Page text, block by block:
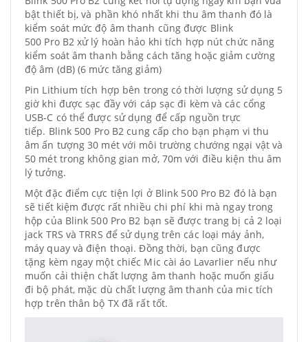
bật thiết bị, và phần khó nhất khi thu âm thanh đó là
kiểm soát mức độ âm thanh cũng được Blink
500 Pro B2 xử lý hoàn hảo khi tích hợp nút chức năng
kiểm soát âm thanh bằng cách tăng hoặc giảm cường
độ âm (dB) (6 mức tăng giảm)
Pin Lithium tích hợp bên trong có thời lượng sử dụng 5
giờ khi được sạc đầy với cáp sạc đi kèm và các cổng
USB-C có thể được sử dụng để cấp nguồn trực
tiếp. Blink 500 Pro B2 cung cấp cho bạn phạm vi thu
âm ấn tượng 30 mét với môi trường chướng ngại vật và
50 mét trong không gian mở, 70m với điều kiện thu âm
lý tưởng.
Một đặc điểm cực tiện lợi ở Blink 500 Pro B2 đó là bạn
sẽ tiết kiệm được rất nhiều chi phí khi mà ngay trong
hộp của Blink 500 Pro B2 bạn sẽ được trang bị cả 2 loại
jack TRS và TRRS để sử dụng trên các loại máy ảnh,
máy quay và điện thoại. Đồng thời, bạn cũng được
tặng kèm ngay một chiếc Mic cài áo Lavarlier nếu như
muốn cải thiện chất lượng âm thanh hoặc muốn giấu
đi bộ phát, mặc dù chất lượng âm thanh của mic tích
hợp trên thân bộ TX đã rất tốt.